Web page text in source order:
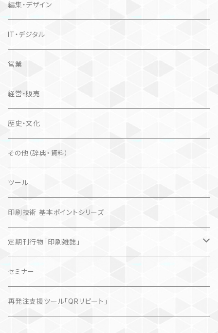
編集・デザイン
IT・デジタル
営業
経営・販売
歴史・文化
その他（辞典・資料）
ツール
印刷技術 基本ポイントシリーズ
定期刊行物「印刷雑誌」
記事（デジタル販売）
セミナー
再発注支援ツール「QRリピート」